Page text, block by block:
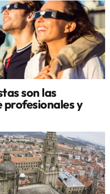
son las
profesionales y